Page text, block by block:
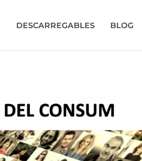
DESCARREGABLES BLOG